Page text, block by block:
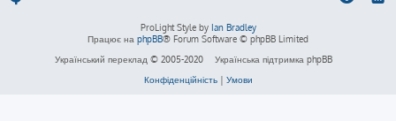
ProLight Style by Ian Bradley
Працює на phpBB® Forum Software © phpBB Limited
Український переклад © 2005-2020
Українська підтримка phpBB
Конфіденційність| Умови